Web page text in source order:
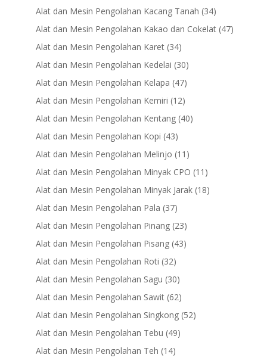
products
Alat dan Mesin Pengolahan Kacang Tanah 3434
products
Alat dan Mesin Pengolahan Kakao dan Cokelat 4747
Alat dan Mesin Pengolahan Karet 3434
products
Alat dan Mesin Pengolahan Kedelai 3030
products
Alat dan Mesin Pengolahan Kelapa 4747
products
Alat dan Mesin Pengolahan Kemiri 1212
products
Alat dan Mesin Pengolahan Kentang 4040
Alat dan Mesin Pengolahan Kopi 4343
products
Alat dan Mesin Pengolahan Melinjo 11 11
products
Alat dan Mesin Pengolahan Minyak CPO 11 11
products
Alat dan Mesin Pengolahan Minyak Jarak 1818
Alat dan Mesin Pengolahan Pala 3737
products
Alat dan Mesin Pengolahan Pinang 2323
products
Alat dan Mesin Pengolahan Pisang 4343
Alat dan Mesin Pengolahan Roti 3232
products
Alat dan Mesin Pengolahan Sagu 3030
products
Alat dan Mesin Pengolahan Sawit 6262
products
Alat dan Mesin Pengolahan Singkong 5252
Alat dan Mesin Pengolahan Tebu 4949
Alat dan Mesin Pengolahan Teh 1414